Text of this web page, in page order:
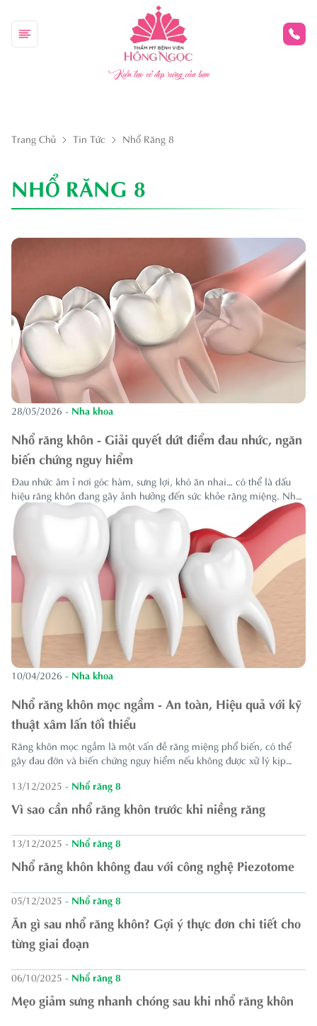
Kiến tạo vẻ đẹp riêng của bạn
Trang Chủ Tin Tức Nhổ Răng 8
NHỔ RĂNG 8
28/05/2026 - Nha khoa
Nhổ răng khôn - Giải quyết dứt điểm đau nhức, ngăn
biến chứng nguy hiểm
Đau nhức âm ỉ nơi góc hàm, sưng lợi, khó ăn nhai… có thể là dấu
hiệu răng khôn đang gây ảnh hưởng đến sức khỏe răng miệng. Nhổ
răng khôn đúng chỉ định giúp xử lý triệt để cơn đau, hạn chế nguy
cơ viêm nhiễm, xô lệch răng và nhiều biến chứng tiềm ẩn.
10/04/2026 - Nha khoa
Nhổ răng khôn mọc ngầm - An toàn, Hiệu quả với kỹ
thuật xâm lấn tối thiểu
Răng khôn mọc ngầm là một vấn đề răng miệng phổ biến, có thể
gây đau đớn và biến chứng nguy hiểm nếu không được xử lý kịp
nhổ răng khôn mọc ngầm với kỹ thuật xâm lấn tối thiểu, đảm bảo
a...
13/12/2025 - Nhổ răng 8
Vì sao cần nhổ răng khôn trước khi niềng răng
13/12/2025 - Nhổ răng 8
Nhổ răng khôn không đau với công nghệ Piezotome
05/12/2025 - Nhổ răng 8
Ăn gì sau nhổ răng khôn? Gợi ý thực đơn chi tiết cho
từng giai đoạn
06/10/2025 - Nhổ răng 8
Mẹo giảm sưng nhanh chóng sau khi nhổ răng khôn